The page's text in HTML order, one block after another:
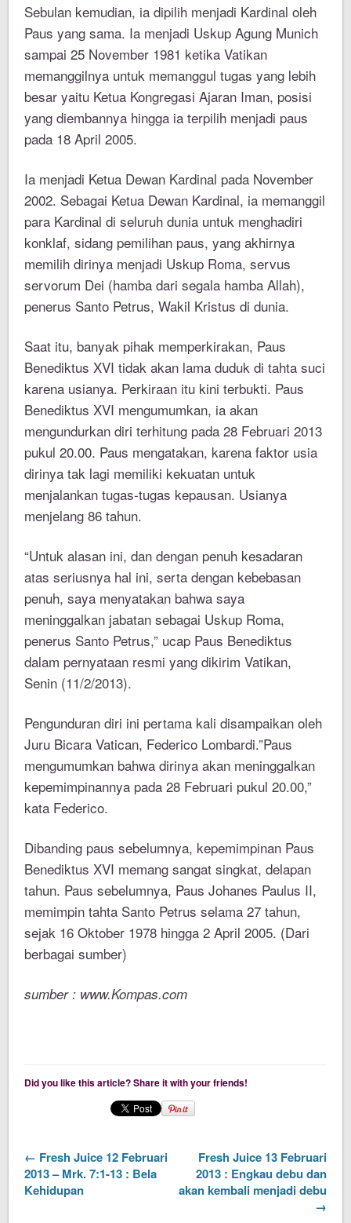
Sebulan kemudian, ia dipilih menjadi Kardinal oleh
Paus yang sama. Ia menjadi Uskup Agung Munich
sampai 25 November 1981 ketika Vatikan
memanggilnya untuk memanggul tugas yang lebih
besar yaitu Ketua Kongregasi Ajaran Iman, posisi
yang diembannya hingga ia terpilih menjadi paus
pada 18 April 2005.
Ia menjadi Ketua Dewan Kardinal pada November
2002. Sebagai Ketua Dewan Kardinal, ia memanggil
para Kardinal di seluruh dunia untuk menghadiri
konklaf, sidang pemilihan paus, yang akhirnya
memilih dirinya menjadi Uskup Roma, servus
servorum Dei (hamba dari segala hamba Allah),
penerus Santo Petrus, Wakil Kristus di dunia.
Saat itu, banyak pihak memperkirakan, Paus
Benediktus XVI tidak akan lama duduk di tahta suci
karena usianya. Perkiraan itu kini terbukti. Paus
Benediktus XVI mengumumkan, ia akan
mengundurkan diri terhitung pada 28 Februari 2013
pukul 20.00. Paus mengatakan, karena faktor usia
dirinya tak lagi memiliki kekuatan untuk
menjalankan tugas-tugas kepausan. Usianya
menjelang 86 tahun.
“Untuk alasan ini, dan dengan penuh kesadaran
atas seriusnya hal ini, serta dengan kebebasan
penuh, saya menyatakan bahwa saya
meninggalkan jabatan sebagai Uskup Roma,
penerus Santo Petrus,” ucap Paus Benediktus
dalam pernyataan resmi yang dikirim Vatikan,
Senin (11/2/2013).
Pengunduran diri ini pertama kali disampaikan oleh
Juru Bicara Vatican, Federico Lombardi.”Paus
mengumumkan bahwa dirinya akan meninggalkan
kepemimpinannya pada 28 Februari pukul 20.00,”
kata Federico.
Dibanding paus sebelumnya, kepemimpinan Paus
Benediktus XVI memang sangat singkat, delapan
tahun. Paus sebelumnya, Paus Johanes Paulus II,
memimpin tahta Santo Petrus selama 27 tahun,
sejak 16 Oktober 1978 hingga 2 April 2005. (Dari
berbagai sumber)
sumber : www.Kompas.com
Did you like this article? Share it with your friends!
← Fresh Juice 12 Februari
2013 – Mrk. 7:1-13 : Bela
Kehidupan
Fresh Juice 13 Februari
2013 : Engkau debu dan
akan kembali menjadi debu
→